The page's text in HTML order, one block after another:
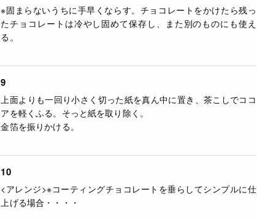
※固まらないうちに手早くならす。チョコレートをかけたら残っ
たチョコレートは冷やし固めて保存し、また別のものにも使え
る。
9
上面よりも一回り小さく切った紙を真ん中に置き、茶こしでココ
アを軽くふる。そっと紙を取り除く。
金箔を振りかける。
10
<アレンジ>※コーティングチョコレートを垂らしてシンプルに仕
上げる場合・・・・